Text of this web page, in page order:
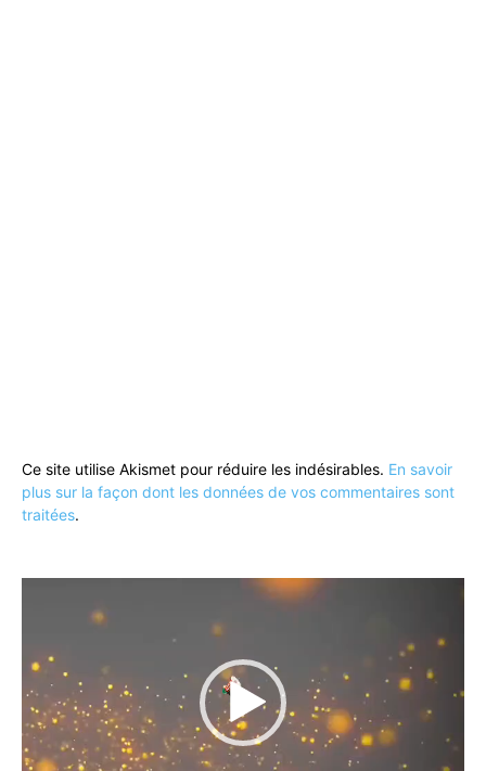
Ce site utilise Akismet pour réduire les indésirables. En savoir
plus sur la façon dont les données de vos commentaires sont
traitées.